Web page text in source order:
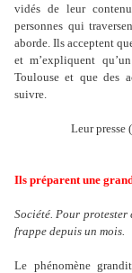
vidés de leur
personnes qui
aborde. Ils acceptent
et m’expliquent qu’
Toulouse et que des
suivre.
Leur presse (
Ils préparent une
Société. Pour protester
frappe depuis un mois.
Le phénomène